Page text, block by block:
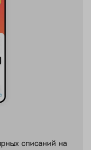
списаний на